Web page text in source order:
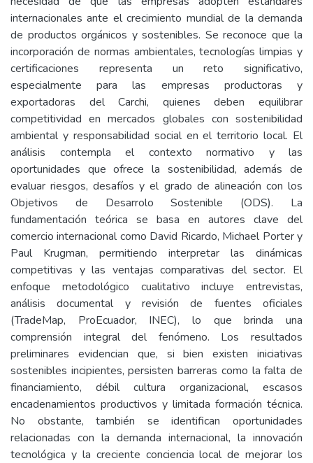
internacionales ante el crecimiento mundial de la demanda
de productos orgánicos y sostenibles. Se reconoce que la
incorporación de normas ambientales, tecnologías limpias y
certificaciones representa un reto significativo,
especialmente para las empresas productoras y
exportadoras del Carchi, quienes deben equilibrar
competitividad en mercados globales con sostenibilidad
ambiental y responsabilidad social en el territorio local. El
análisis contempla el contexto normativo y las
oportunidades que ofrece la sostenibilidad, además de
evaluar riesgos, desafíos y el grado de alineación con los
Objetivos de Desarrolo Sostenible (ODS). La
fundamentación teórica se basa en autores clave del
comercio internacional como David Ricardo, Michael Porter y
Paul Krugman, permitiendo interpretar las dinámicas
competitivas y las ventajas comparativas del sector. El
enfoque metodológico cualitativo incluye entrevistas,
análisis documental y revisión de fuentes oficiales
(TradeMap, ProEcuador, INEC), lo que brinda una
comprensión integral del fenómeno. Los resultados
preliminares evidencian que, si bien existen iniciativas
sostenibles incipientes, persisten barreras como la falta de
financiamiento, débil cultura organizacional, escasos
encadenamientos productivos y limitada formación técnica.
No obstante, también se identifican oportunidades
relacionadas con la demanda internacional, la innovación
tecnológica y la creciente conciencia local de mejorar los